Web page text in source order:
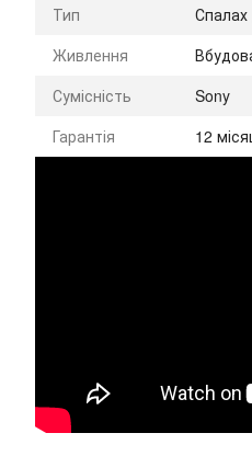
Тип
Живлення
Сумісність
Sony
Гарантія
12